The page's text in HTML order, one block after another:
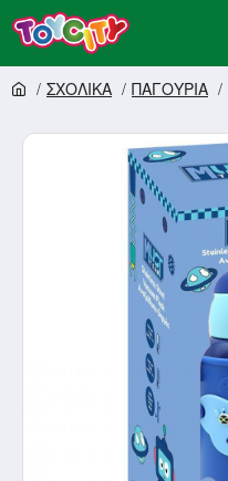
ΣΧΟΛΙΚΑ ΠΑΓΟΥΡΙΑ